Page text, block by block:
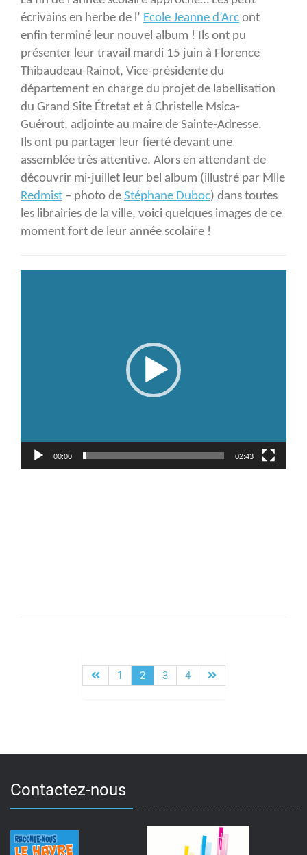
aventures
de
Barnabé
le
galet
!
écrivains en herbe de l’ Ecole Jeanne d’Arc ont
enfin terminé leur nouvel album ! Ils ont pu
présenter leur travail mardi 15 juin à Florence
Thibaudeau-Rainot, Vice-présidente du
département en charge du projet de labellisation
du Grand Site Étretat et à Christelle Msica-
Guérout, adjointe au maire de Sainte-Adresse.
Ils ont pu partager leur fierté devant une
assemblée très attentive. Alors en attendant de
découvrir mi-juillet leur bel album (illustré par Mlle
Redmist – photo de Stéphane Duboc) dans toutes
les librairies de la ville, voici quelques images de ce
moment fort de leur année scolaire !
00:00 02:43
Pagination
1 2 3 4
Contactez-nous